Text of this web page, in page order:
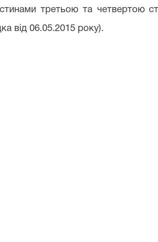
третьою та четвертою
від 06.05.2015 року).